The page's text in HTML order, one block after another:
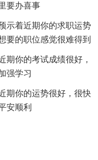
要办喜事
示着近期你的求职运势
要的职位感觉很难得到
期你的考试成绩很好，
强学习
期你的运势很好，很快
安顺利